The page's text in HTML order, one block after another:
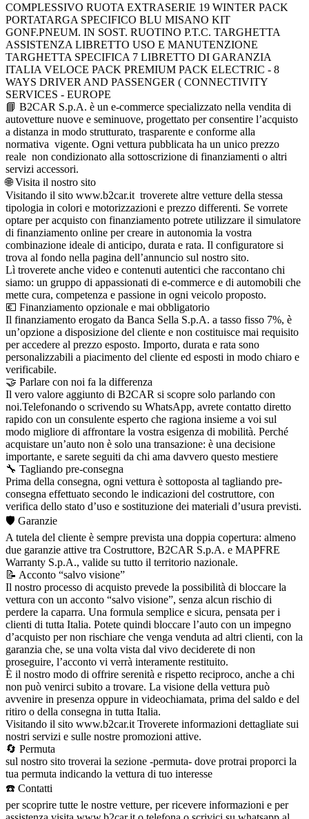
COMPLESSIVO RUOTA EXTRASERIE 19 WINTER PACK
PORTATARGA SPECIFICO BLU MISANO KIT
GONF.PNEUM. IN SOST. RUOTINO P.T.C. TARGHETTA
ASSISTENZA LIBRETTO USO E MANUTENZIONE
TARGHETTA SPECIFICA 7 LIBRETTO DI GARANZIA
ITALIA VELOCE PACK PREMIUM PACK ELECTRIC - 8
WAYS DRIVER AND PASSENGER ( CONNECTIVITY
SERVICES - EUROPE
📘 B2CAR S.p.A. è un e-commerce specializzato nella vendita di
autovetture nuove e seminuove, progettato per consentire l’acquisto
a distanza in modo strutturato, trasparente e conforme alla
normativa vigente. Ogni vettura pubblicata ha un unico prezzo
reale non condizionato alla sottoscrizione di finanziamenti o altri
servizi accessori.
🌐 Visita il nostro sito
Visitando il sito www.b2car.it troverete altre vetture della stessa
tipologia in colori e motorizzazioni e prezzo differenti. Se vorrete
optare per acquisto con finanziamento potrete utilizzare il simulatore
di finanziamento online per creare in autonomia la vostra
combinazione ideale di anticipo, durata e rata. Il configuratore si
trova al fondo nella pagina dell’annuncio sul nostro sito.
Lì troverete anche video e contenuti autentici che raccontano chi
siamo: un gruppo di appassionati di e-commerce e di automobili che
mette cura, competenza e passione in ogni veicolo proposto.
💶 Finanziamento opzionale e mai obbligatorio
Il finanziamento erogato da Banca Sella S.p.A. a tasso fisso 7%, è
un’opzione a disposizione del cliente e non costituisce mai requisito
per accedere al prezzo esposto. Importo, durata e rata sono
personalizzabili a piacimento del cliente ed esposti in modo chiaro e
verificabile.
🤝 Parlare con noi fa la differenza
Il vero valore aggiunto di B2CAR si scopre solo parlando con
noi.Telefonando o scrivendo su WhatsApp, avrete contatto diretto
rapido con un consulente esperto che ragiona insieme a voi sul
modo migliore di affrontare la vostra esigenza di mobilità. Perché
acquistare un’auto non è solo una transazione: è una decisione
importante, e sarete seguiti da chi ama davvero questo mestiere
🔧 Tagliando pre-consegna
Prima della consegna, ogni vettura è sottoposta al tagliando pre-
consegna effettuato secondo le indicazioni del costruttore, con
verifica dello stato d’uso e sostituzione dei materiali d’usura previsti.
🛡️ Garanzie
A tutela del cliente è sempre prevista una doppia copertura: almeno
due garanzie attive tra Costruttore, B2CAR S.p.A. e MAPFRE
Warranty S.p.A., valide su tutto il territorio nazionale.
📝 Acconto “salvo visione”
Il nostro processo di acquisto prevede la possibilità di bloccare la
vettura con un acconto “salvo visione”, senza alcun rischio di
perdere la caparra. Una formula semplice e sicura, pensata per i
clienti di tutta Italia. Potete quindi bloccare l’auto con un impegno
d’acquisto per non rischiare che venga venduta ad altri clienti, con la
garanzia che, se una volta vista dal vivo deciderete di non
proseguire, l’acconto vi verrà interamente restituito.
È il nostro modo di offrire serenità e rispetto reciproco, anche a chi
non può venirci subito a trovare. La visione della vettura può
avvenire in presenza oppure in videochiamata, prima del saldo e del
ritiro o della consegna in tutta Italia.
Visitando il sito www.b2car.it Troverete informazioni dettagliate sui
nostri servizi e sulle nostre promozioni attive.
🔄 Permuta
sul nostro sito troverai la sezione -permuta- dove protrai proporci la
tua permuta indicando la vettura di tuo interesse
☎️ Contatti
per scoprire tutte le nostre vetture, per ricevere informazioni e per